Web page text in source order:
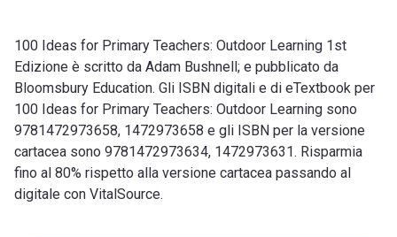
100 Ideas for Primary Teachers: Outdoor Learning 1st
Edizione è scritto da Adam Bushnell; e pubblicato da
Bloomsbury Education. Gli ISBN digitali e di eTextbook per
100 Ideas for Primary Teachers: Outdoor Learning sono
9781472973658, 1472973658 e gli ISBN per la versione
cartacea sono 9781472973634, 1472973631. Risparmia
fino al 80% rispetto alla versione cartacea passando al
digitale con VitalSource.